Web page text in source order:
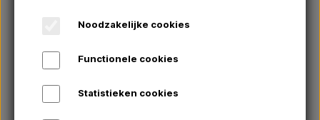
Noodzakelijke cookies
Functionele cookies
Statistieken cookies